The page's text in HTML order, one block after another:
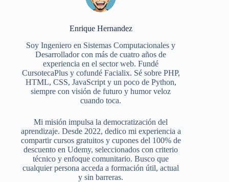
Enrique Hernandez
Soy Ingeniero en Sistemas Computacionales y
Desarrollador con más de cuatro años de
experiencia en el sector web. Fundé
CursotecaPlus y cofundé Facialix. Sé sobre PHP,
HTML, CSS, JavaScript y un poco de Python,
siempre con visión de futuro y humor veloz
cuando toca.
Mi misión impulsa la democratización del
aprendizaje. Desde 2022, dedico mi experiencia a
compartir cursos gratuitos y cupones del 100% de
descuento en Udemy, seleccionados con criterio
técnico y enfoque comunitario. Busco que
cualquier persona acceda a formación útil, actual
y sin barreras.